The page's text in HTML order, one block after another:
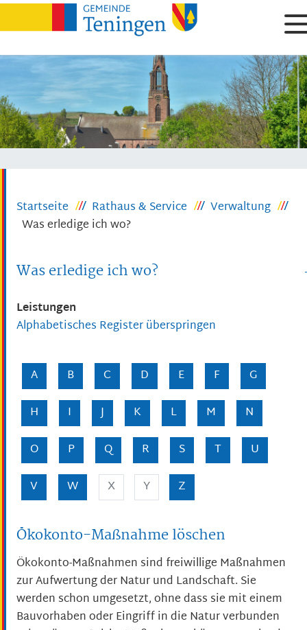
Startseite Rathaus & Service
Verwaltung
Was erledige ich wo?
Was erledige ich wo?
Leistungen
Alphabetisches Register überspringen
A B C D E F
G
H
I J K L M
N
O
P Q R S T
U
V
W X Y Z
Ökokonto-Maßnahme löschen
Ökokonto-Maßnahmen sind freiwillige Maßnahmen
zur Aufwertung der Natur und Landschaft. Sie
werden schon umgesetzt, ohne dass sie mit einem
Bauvorhaben oder Eingriff in die Natur verbunden